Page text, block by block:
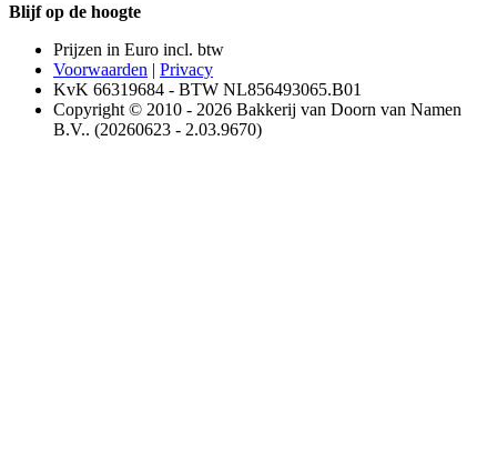
Blijf op de hoogte
Prijzen in Euro incl. btw
Voorwaarden | Privacy
KvK 66319684 - BTW NL856493065.B01
Copyright © 2010 - 2026 Bakkerij van Doorn van Namen
B.V.. (20260623 - 2.03.9670)